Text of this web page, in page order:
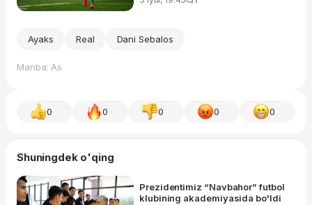
Ayaks Real Dani Sebalos
Manba: As
0 0 0 0 0
Shuningdek o'qing
Prezidentimiz “Navbahor” futbol
klubining akademiyasida bo'ldi